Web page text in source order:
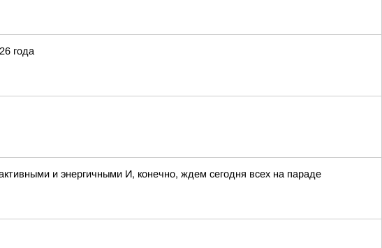
года
и энергичными И, конечно, ждем сегодня всех на параде